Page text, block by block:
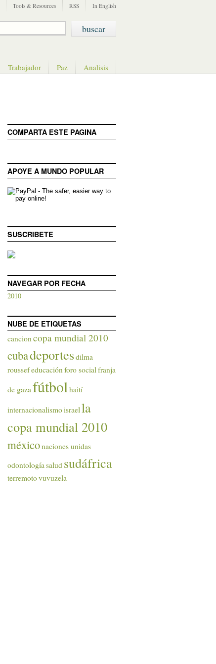
Tools & Resources RSS In English
Trabajador Paz Analisis
COMPARTA ESTE PAGINA
APOYE A MUNDO POPULAR
SUSCRIBETE
NAVEGAR POR FECHA
2010
NUBE DE ETIQUETAS
cancioncopa mundial 2010
cubadeportesdilma
roussefeducaciónforo socialfranja
de gazafútbolhaití
internacionalismoisraella
copa mundial 2010
méxiconaciones unidas
odontologíasalud sudáfrica
terremotovuvuzela